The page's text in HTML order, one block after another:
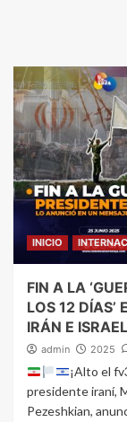
INICIO
FIN A LA
LOS 12 DÍAS’
IRÁN E ISRAEL
admin 2025
¡Alto el
presidente iraní,
Pezeshkian,